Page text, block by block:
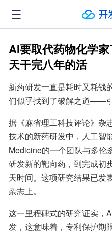
AI要取代药物化学
天干完八年的活
新药研发一直是耗时又耗钱
们似乎找到了破解之道——
据《麻省理工科技评论》杂
技术的新药研发中，人工智
Medicine的一个团队与多伦
研发新的靶向药，到完成初
天时间。这项研究结果已发
杂志上。
这一里程碑式的研究证实，
发，这意味着，专利保护期